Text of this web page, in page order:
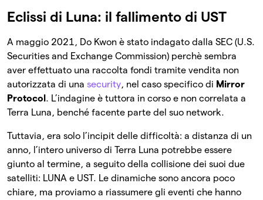
Eclissi di Luna: il fallimento di UST
A maggio 2021, Do Kwon è stato indagato dalla SEC (U.S.
Securities and Exchange Commission) perchè sembra
aver effettuato una raccolta fondi tramite vendita non
autorizzata di una security, nel caso specifico di Mirror
Protocol . L’indagine è tuttora in corso e non correlata a
Terra Luna, benché facente parte del suo network.
Tuttavia, era solo l’incipit delle difficoltà: a distanza di un
anno, l’intero universo di Terra Luna potrebbe essere
giunto al termine, a seguito della collisione dei suoi due
satelliti: LUNA e UST. Le dinamiche sono ancora poco
chiare, ma proviamo a riassumere gli eventi che hanno